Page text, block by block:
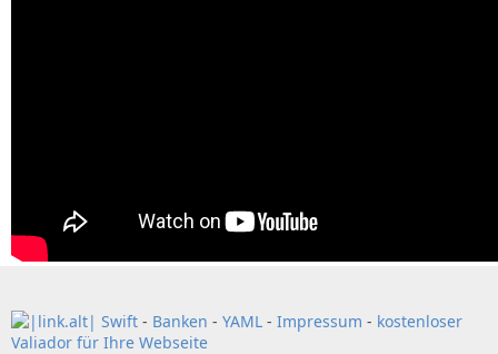
Swift - Banken - YAML - Impressum - kostenloser
Valiador für Ihre Webseite